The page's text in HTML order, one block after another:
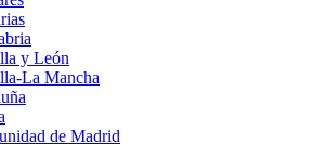
y León
La Mancha
de Madrid